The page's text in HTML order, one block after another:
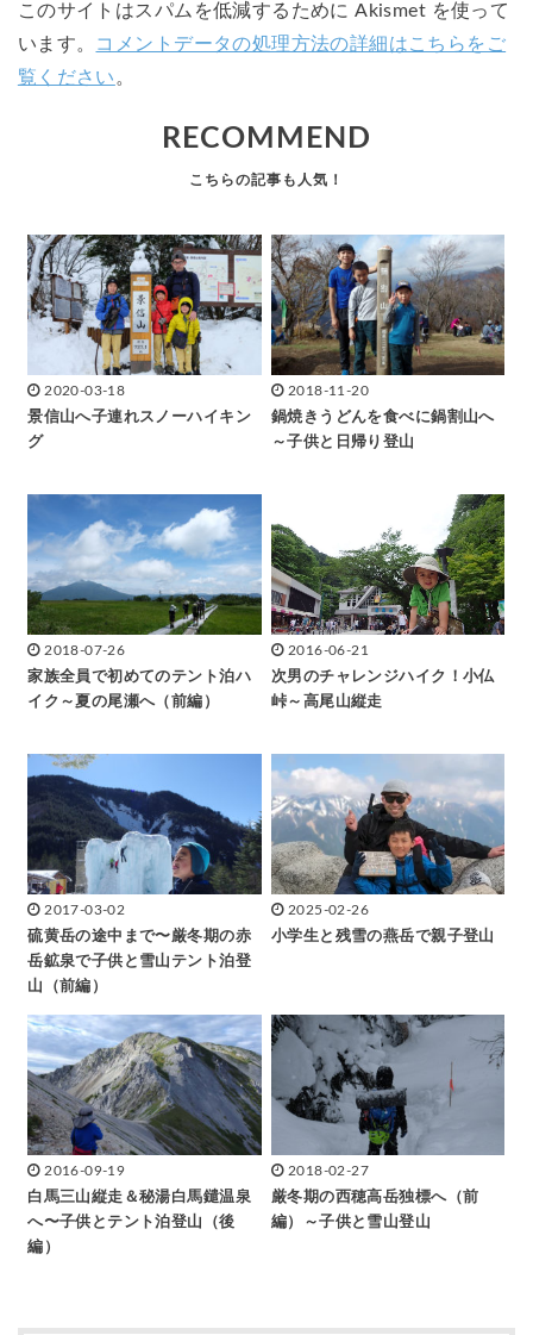
このサイトはスパムを低減するために Akismet を使って
います。 コメントデータの処理方法の詳細はこちらをご
覧ください。
RECOMMEND
2020-03-18
景信山へ子連れスノーハイキン
グ
2018-11-20
鍋焼きうどんを食べに鍋割山へ
～子供と日帰り登山
2018-07-26
家族全員で初めてのテント泊ハ
イク～夏の尾瀬へ（前編）
2016-06-21
次男のチャレンジハイク！小仏
峠～高尾山縦走
2017-03-02
硫黄岳の途中まで〜厳冬期の赤
岳鉱泉で子供と雪山テント泊登
山（前編）
2025-02-26
小学生と残雪の燕岳で親子登山
2016-09-19
白馬三山縦走＆秘湯白馬鑓温泉
へ〜子供とテント泊登山（後
編）
2018-02-27
厳冬期の西穂高岳独標へ（前
編）～子供と雪山登山